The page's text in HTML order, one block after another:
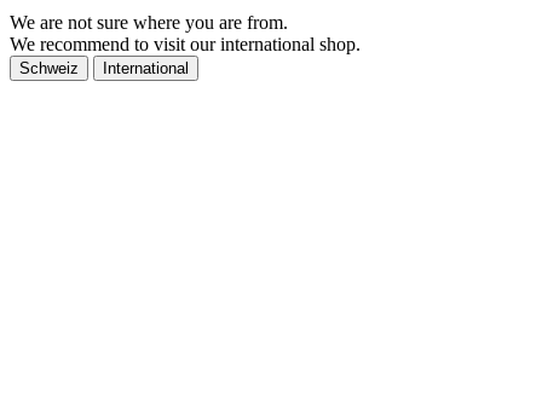
We are not sure where you are from.
We recommend to visit our international shop.
Schweiz International